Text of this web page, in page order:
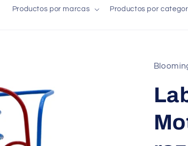
Productos por marcas Productos por